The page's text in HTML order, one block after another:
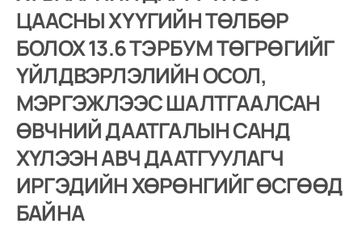
ЦААСНЫ ХҮҮГИЙН ТӨЛБӨР
БОЛОХ 13.6 ТЭРБУМ ТӨГРӨГИЙГ
ҮЙЛДВЭРЛЭЛИЙН ОСОЛ,
МЭРГЭЖЛЭЭС ШАЛТГААЛСАН
ӨВЧНИЙ ДААТГАЛЫН САНД
ХҮЛЭЭН АВЧ ДААТГУУЛАГЧ
ИРГЭДИЙН ХӨРӨНГИЙГ ӨСГӨӨД
БАЙНА